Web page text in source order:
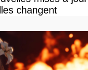
changent